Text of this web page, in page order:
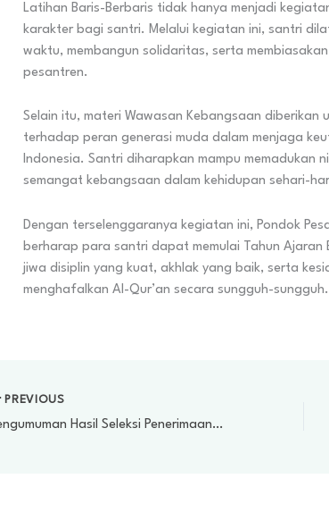
Latihan Baris-Berbaris tidak hanya menjadi
karakter bagi santri. Melalui kegiatan ini, santri
waktu, membangun solidaritas, serta
pesantren.
Selain itu, materi Wawasan Kebangsaan diberikan
terhadap peran generasi muda dalam menjaga
Indonesia. Santri diharapkan mampu memadukan
semangat kebangsaan dalam kehidupan sehari-
Dengan terselenggaranya kegiatan ini, Pondok
berharap para santri dapat memulai Tahun
jiwa disiplin yang kuat, akhlak yang baik, serta
menghafalkan Al-Qur’an secara sungguh-sungguh.
PREVIOUS
Pengumuman Hasil Seleksi Penerimaan Santri Baru Tahun Akademik 2026-2027 Gelombang 2